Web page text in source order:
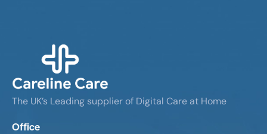
The UK’s Leading supplier of Digital Care at Home
Office